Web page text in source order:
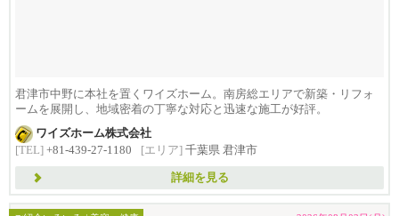
君津市中野に本社を置くワイズホーム。南房総エリアで新築・リフォ
ームを展開し、地域密着の丁寧な対応と迅速な施工が好評。
ワイズホーム株式会社
[TEL] +81-439-27-1180 [エリア] 千葉県 君津市
詳細を見る